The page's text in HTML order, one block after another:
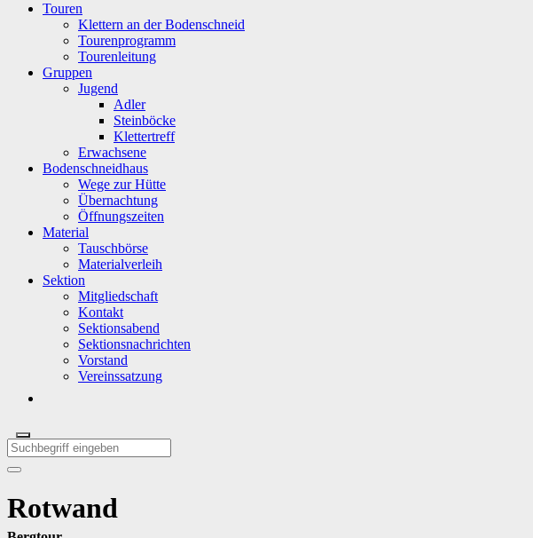
Touren
Klettern an der Bodenschneid
Tourenprogramm
Tourenleitung
Gruppen
Jugend
Adler
Steinböcke
Klettertreff
Erwachsene
Bodenschneidhaus
Wege zur Hütte
Übernachtung
Öffnungszeiten
Material
Tauschbörse
Materialverleih
Sektion
Mitgliedschaft
Kontakt
Sektionsabend
Sektionsnachrichten
Vorstand
Vereinssatzung
Rotwand